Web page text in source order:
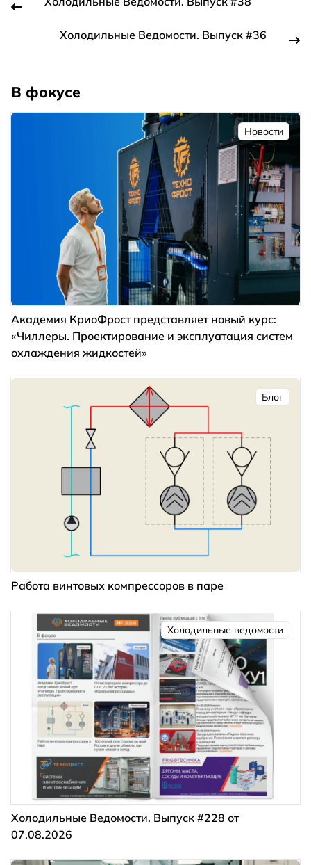
Холодильные Ведомости. Выпуск #36
В фокусе
Новости
Академия КриоФрост представляет новый курс:
«Чиллеры. Проектирование и эксплуатация систем
охлаждения жидкостей»
Блог
Работа винтовых компрессоров в паре
Холодильные ведомости
Холодильные Ведомости. Выпуск #228 от
07.08.2026